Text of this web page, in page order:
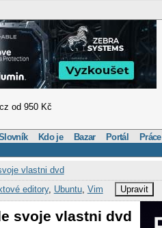
od 950 Kč
Kdo je Bazar Portál Práce
vlastni dvd
editory, Ubuntu, Vim Upravit
svoje vlastni dvd